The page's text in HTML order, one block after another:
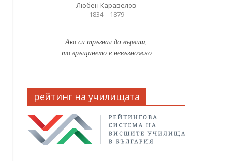
Любен Каравелов
1834 – 1879
Ако си тръгнал да вървиш,
то връщането е невъзможно
рейтинг на училищата